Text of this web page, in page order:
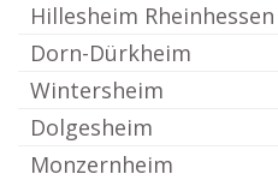
Hillesheim Rheinhessen
Dorn-Dürkheim
Wintersheim
Dolgesheim
Monzernheim